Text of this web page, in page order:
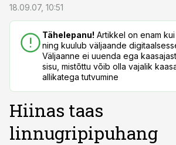
18.09.07, 10:51
Tähelepanu! Artikkel on enam
ning kuulub väljaande
Väljaanne ei uuenda ega
sisu, mistõttu võib olla vajalik
allikatega tutvumine
Hiinas taas
linnugripipuhang